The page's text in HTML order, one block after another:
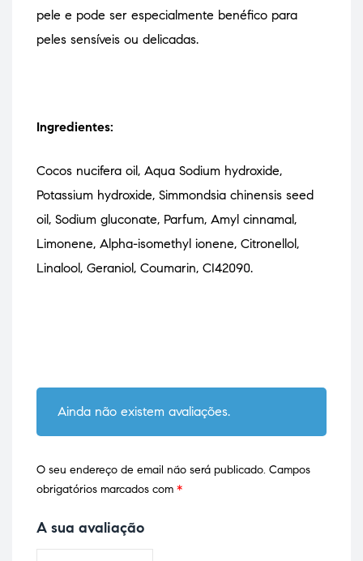
pele e pode ser especialmente benéfico para
peles sensíveis ou delicadas.
Ingredientes:
Cocos nucifera oil, Aqua Sodium hydroxide,
Potassium hydroxide, Simmondsia chinensis seed
oil, Sodium gluconate, Parfum, Amyl cinnamal,
Limonene, Alpha-isomethyl ionene, Citronellol,
Linalool, Geraniol, Coumarin, CI42090.
Ainda não existem avaliações.
O seu endereço de email não será publicado. Campos
obrigatórios marcados com *
A sua avaliação